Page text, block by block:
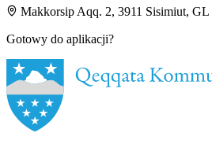
Makkorsip Aqq. 2, 3911 Sisimiut, GL
Gotowy do aplikacji?